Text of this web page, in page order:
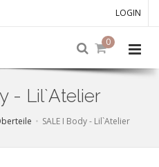
LOGIN
0
- Lil`Atelier
SALE I Body - Lil`Atelier